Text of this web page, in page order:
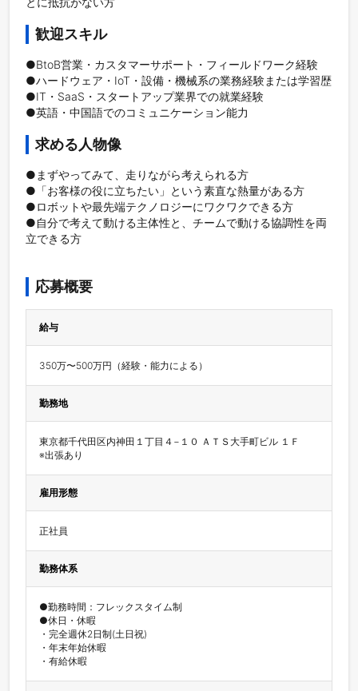
歓迎スキル
●BtoB営業・カスタマーサポート・フィールドワーク経験
●ハードウェア・IoT・設備・機械系の業務経験または学習歴
●IT・SaaS・スタートアップ業界での就業経験
●英語・中国語でのコミュニケーション能力
求める人物像
●まずやってみて、走りながら考えられる方
●「お客様の役に立ちたい」という素直な熱量がある方
●ロボットや最先端テクノロジーにワクワクできる方
●自分で考えて動ける主体性と、チームで動ける協調性を両
立できる方
応募概要
給与
350万〜500万円（経験・能力による）
勤務地
東京都千代田区内神田１丁目４−１０ ＡＴＳ大手町ビル １Ｆ
※出張あり
雇用形態
正社員
勤務体系
●勤務時間：フレックスタイム制
●休日・休暇
・完全週休2日制(土日祝)
・年末年始休暇
・有給休暇